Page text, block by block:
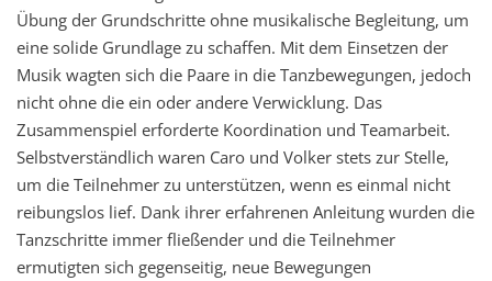
Übung der Grundschritte ohne musikalische Begleitung, um
eine solide Grundlage zu schaffen. Mit dem Einsetzen der
Musik wagten sich die Paare in die Tanzbewegungen, jedoch
nicht ohne die ein oder andere Verwicklung. Das
Zusammenspiel erforderte Koordination und Teamarbeit.
Selbstverständlich waren Caro und Volker stets zur Stelle,
um die Teilnehmer zu unterstützen, wenn es einmal nicht
reibungslos lief. Dank ihrer erfahrenen Anleitung wurden die
Tanzschritte immer fließender und die Teilnehmer
ermutigten sich gegenseitig, neue Bewegungen